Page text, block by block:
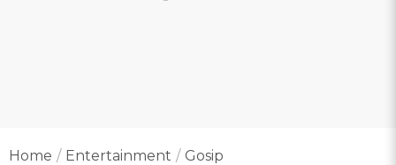
Home Entertainment Gosip